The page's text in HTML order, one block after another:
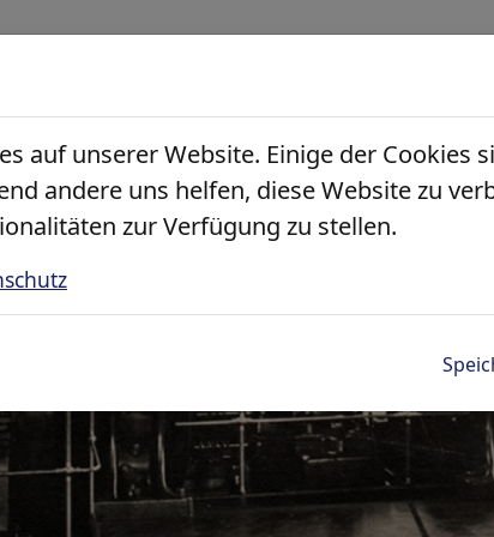
auf unserer Website. Einige der Cookies
andere uns helfen, diese Website zu
zur Verfügung zu stellen.